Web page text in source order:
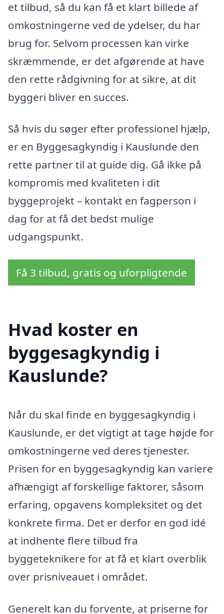
et tilbud, så du kan få et klart billede af
omkostningerne ved de ydelser, du har
brug for. Selvom processen kan virke
skræmmende, er det afgørende at have
den rette rådgivning for at sikre, at dit
byggeri bliver en succes.
Så hvis du søger efter professionel hjælp,
er en Byggesagkyndig i Kauslunde den
rette partner til at guide dig. Gå ikke på
kompromis med kvaliteten i dit
byggeprojekt – kontakt en fagperson i
dag for at få det bedst mulige
udgangspunkt.
Få 3 tilbud, gratis og uforpligtende
Hvad koster en
byggesagkyndig i
Kauslunde?
Når du skal finde en byggesagkyndig i
Kauslunde, er det vigtigt at tage højde for
omkostningerne ved deres tjenester.
Prisen for en byggesagkyndig kan variere
afhængigt af forskellige faktorer, såsom
erfaring, opgavens kompleksitet og det
konkrete firma. Det er derfor en god idé
at indhente flere tilbud fra
byggeteknikere for at få et klart overblik
over prisniveauet i området.
Generelt kan du forvente, at priserne for